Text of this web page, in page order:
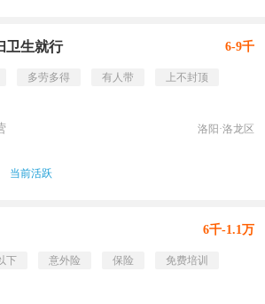
卫生就行 6-9千
多劳多得 有人带
上不封顶
洛阳·洛龙区
当前活跃
6千-1.1万
下 意外险 保险
免费培训